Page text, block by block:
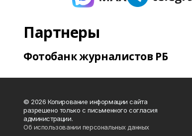
Партнеры
Фотобанк журналистов РБ
© 2026 Копирование информации сайта
разрешено только с письменного согласия
администрации.
Об использовании персональных данных